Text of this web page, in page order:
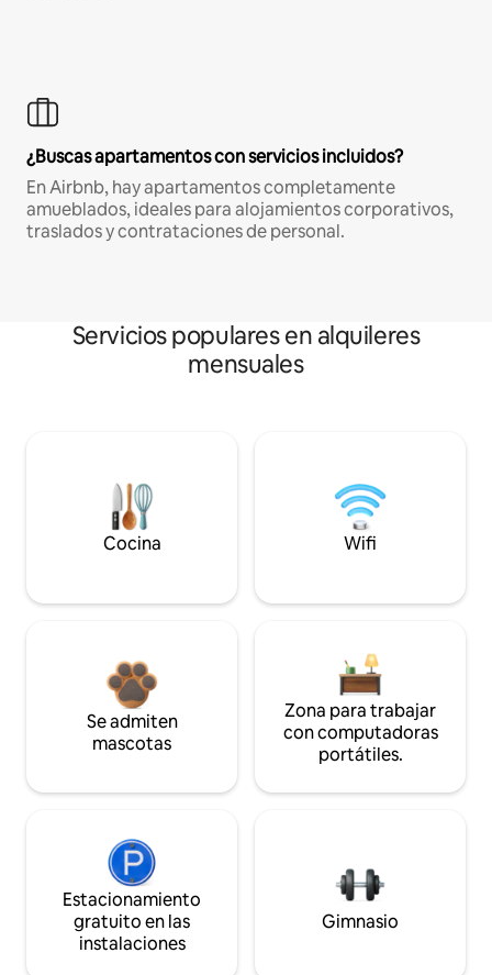
¿Buscas apartamentos con servicios incluidos?
En Airbnb, hay apartamentos completamente
amueblados, ideales para alojamientos corporativos,
traslados y contrataciones de personal.
Servicios populares en alquileres
mensuales
Cocina Wifi
Se admiten
mascotas
Zona para trabajar
con computadoras
portátiles.
Estacionamiento
gratuito en las
instalaciones
Gimnasio